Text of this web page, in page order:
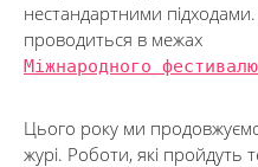
нестандартними
проводиться в межах
Міжнародного
Цього року ми
журі. Роботи, які пройдуть